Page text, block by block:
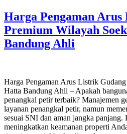
Harga Pengaman
Premium Wilayah
Bandung Ahli
Harga Pengaman Arus Listrik
Hatta Bandung Ahli – Apakah
penangkal petir terbaik? Manajemen
layanan penangkal petir, namun
sesuai SNI dan aman jangka panjang.
meningkatkan keamanan properti